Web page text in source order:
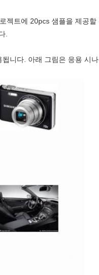
젝트에 20pcs 샘플을 제공할
.
니다. 아래 그림은 응용 시